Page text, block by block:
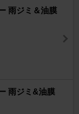
雨ジミ＆油膜
雨ジミ&油膜